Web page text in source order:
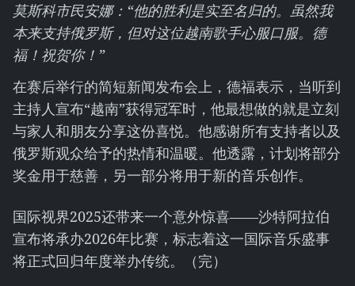
莫斯科市民安娜：“他的胜利是实至名归的。虽然我
本来支持俄罗斯，但对这位越南歌手心服口服。德
福！祝贺你！”
在赛后举行的简短新闻发布会上，德福表示，当听到
主持人宣布“越南”获得冠军时，他最想做的就是立刻
与家人和朋友分享这份喜悦。他感谢所有支持者以及
俄罗斯观众给予的热情和温暖。他透露，计划将部分
奖金用于慈善，另一部分将用于新的音乐创作。
国际视界2025还带来一个意外惊喜——沙特阿拉伯
宣布将承办2026年比赛，标志着这一国际音乐盛事
将正式回归年度举办传统。（完）